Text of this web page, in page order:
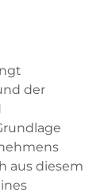
der
aus diesem